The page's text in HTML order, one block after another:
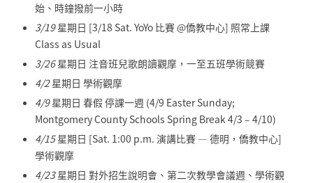
始、時鐘撥前一小時
3/19星期日 [3/18 Sat. YoYo 比賽 @僑教中心] 照常上課
Class as Usual
3/26星期日 注音班兒歌朗讀觀摩，一至五班學術競賽
4/2星期日 學術觀摩
4/9星期日 春假 停課一週 (4/9 Easter Sunday;
Montgomery County Schools Spring Break 4/3 – 4/10)
4/15星期日 [Sat. 1:00 p.m. 演講比賽 — 德明，僑教中心]
學術觀摩
4/23星期日 對外招生說明會、第二次教學會議週、學術觀